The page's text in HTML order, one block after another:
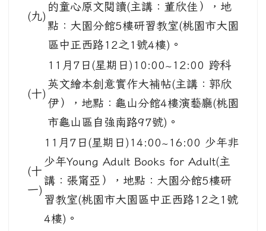
(九)
的童心原文閱讀(主講：董欣佳），地
點：大園分館5樓研習教室(桃園市大園
區中正西路12之1號4樓)。
(十)
11月7日(星期日)10:00~12:00 跨科
英文繪本創意實作大補帖(主講：郭欣
伊），地點：龜山分館4樓演藝廳(桃園
市龜山區自強南路97號)。
(十
一)
11月7日(星期日)14:00~16:00 少年非
少年Young Adult Books for Adult(主
講：張甯亞），地點：大園分館5樓研
習教室(桃園市大園區中正西路12之1號
4樓)。